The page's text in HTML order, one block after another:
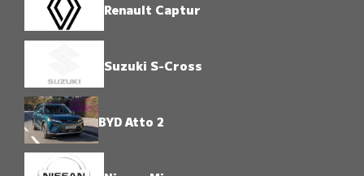
Renault Captur
Suzuki S-Cross
BYD Atto 2